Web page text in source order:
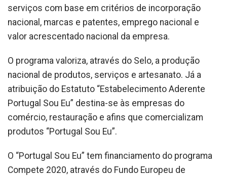
serviços com base em critérios de incorporação
nacional, marcas e patentes, emprego nacional e
valor acrescentado nacional da empresa.
O programa valoriza, através do Selo, a produção
nacional de produtos, serviços e artesanato. Já a
atribuição do Estatuto “Estabelecimento Aderente
Portugal Sou Eu” destina-se às empresas do
comércio, restauração e afins que comercializam
produtos “Portugal Sou Eu”.
O “Portugal Sou Eu” tem financiamento do programa
Compete 2020, através do Fundo Europeu de